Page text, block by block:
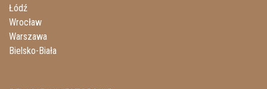
Łódź
Wrocław
Warszawa
Bielsko-Biała